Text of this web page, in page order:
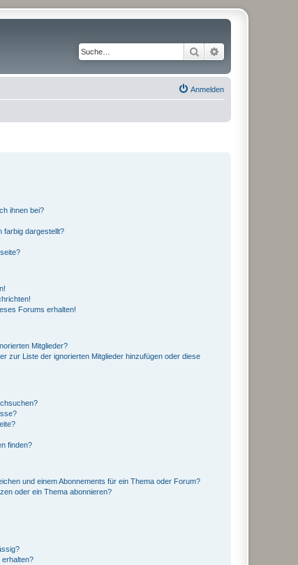
Suche
Anmelden
ihnen bei?
farbig dargestellt?
Forums erhalten!
Mitglieder?
zur Liste der ignorierten Mitglieder hinzufügen oder diese
finden?
und einem Abonnements für ein Thema oder Forum?
oder ein Thema abonnieren?
erhalten?